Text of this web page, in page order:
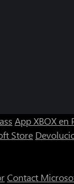
App XBOX en
Store
Contact